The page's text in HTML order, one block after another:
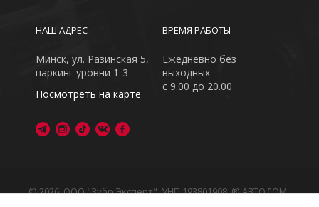
ВРЕМЯ РАБОТЫ
Ежедневно без
выходных
с 9.00 до 20.00
НАШ АДРЕС
Минск, ул. Разинская 5,
паркинг уровни 1-3
Посмотреть на карте
© 2026, ООО "Зубр Эксперт", УНП 193801908. ® АВТОДОМ